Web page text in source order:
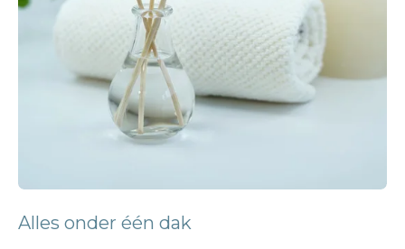
Alles onder één dak